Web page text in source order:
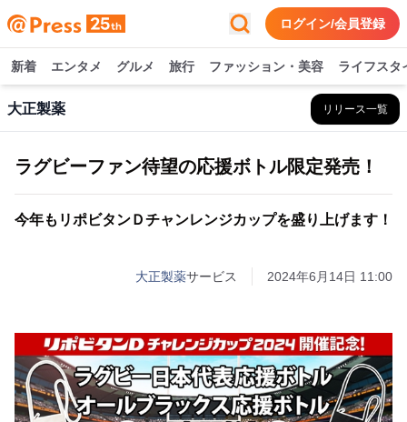
ログイン/会員登録
新着 エンタメ グルメ 旅行 ファッション・美容 ライフスタ
大正製薬 リリース一覧
ラグビーファン待望の応援ボトル限定発売！
今年もリポビタンＤチャンレンジカップを盛り上げます！
大正製薬サービス 2024年6月14日 11:00